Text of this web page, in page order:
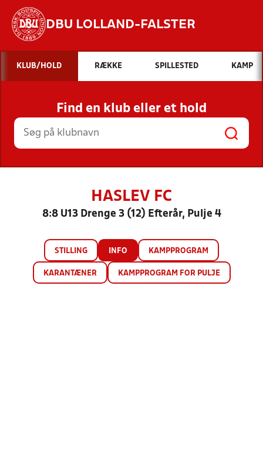
DBU LOLLAND-FALSTER
Hvad vil du søge efter?
INDHOLD OG NYHEDER
STILLINGER, RESULTATER, KLUBBER OG
HOLD
KLUB/HOLD RÆKKE SPILLESTED KAMP
Find en klub eller et hold
HASLEV FC
8:8 U13 Drenge 3 (12) Efterår, Pulje 4
STILLING INFO KAMPPROGRAM
KARANTÆNER KAMPPROGRAM FOR PULJE